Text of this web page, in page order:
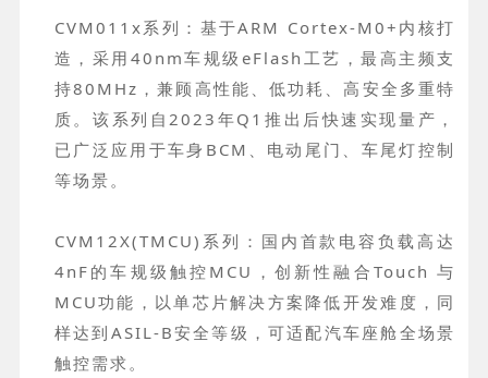
CVM011x系列：基于ARM Cortex-M0+内核打
造，采用40nm车规级eFlash工艺，最高主频支
持80MHz，兼顾高性能、低功耗、高安全多重特
质。该系列自2023年Q1推出后快速实现量产，
已广泛应用于车身BCM、电动尾门、车尾灯控制
等场景。
CVM12X(TMCU)系列：国内首款电容负载高达
4nF的车规级触控MCU，创新性融合Touch 与
MCU功能，以单芯片解决方案降低开发难度，同
样达到ASIL-B安全等级，可适配汽车座舱全场景
触控需求。